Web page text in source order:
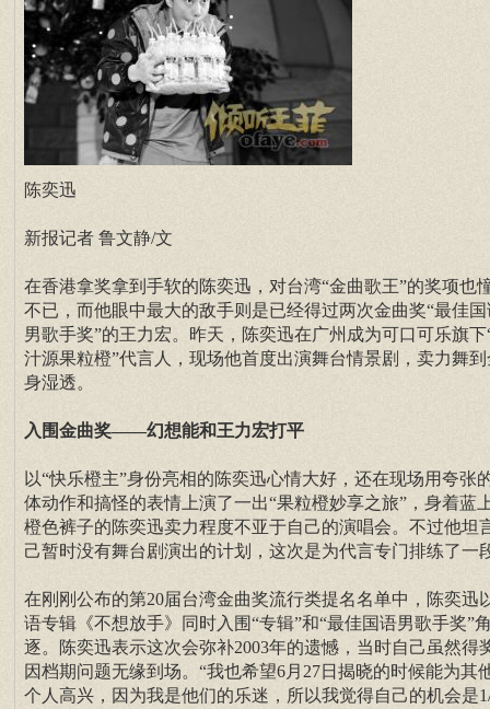
陈奕迅
新报记者 鲁文静/文
在香港拿奖拿到手软的陈奕迅，对台湾“金曲歌王”的奖项也
不已，而他眼中最大的敌手则是已经得过两次金曲奖“最佳国
男歌手奖”的王力宏。昨天，陈奕迅在广州成为可口可乐旗下
汁源果粒橙”代言人，现场他首度出演舞台情景剧，卖力舞到
身湿透。
入围金曲奖——幻想能和王力宏打平
以“快乐橙主”身份亮相的陈奕迅心情大好，还在现场用夸张
体动作和搞怪的表情上演了一出“果粒橙妙享之旅”，身着蓝
橙色裤子的陈奕迅卖力程度不亚于自己的演唱会。不过他坦
己暂时没有舞台剧演出的计划，这次是为代言专门排练了一
在刚刚公布的第20届台湾金曲奖流行类提名名单中，陈奕迅
语专辑《不想放手》同时入围“专辑”和“最佳国语男歌手奖”
逐。陈奕迅表示这次会弥补2003年的遗憾，当时自己虽然得
因档期问题无缘到场。“我也希望6月27日揭晓的时候能为其
个人高兴，因为我是他们的乐迷，所以我觉得自己的机会是